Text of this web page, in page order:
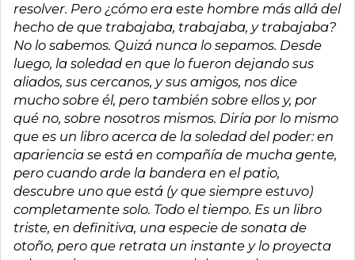
resolver. Pero ¿cómo era este hombre más allá del
hecho de que trabajaba, trabajaba, y trabajaba?
No lo sabemos. Quizá nunca lo sepamos. Desde
luego, la soledad en que lo fueron dejando sus
aliados, sus cercanos, y sus amigos, nos dice
mucho sobre él, pero también sobre ellos y, por
qué no, sobre nosotros mismos. Diría por lo mismo
que es un libro acerca de la soledad del poder: en
apariencia se está en compañía de mucha gente,
pero cuando arde la bandera en el patio,
descubre uno que está (y que siempre estuvo)
completamente solo. Todo el tiempo. Es un libro
triste, en definitiva, una especie de sonata de
otoño, pero que retrata un instante y lo proyecta